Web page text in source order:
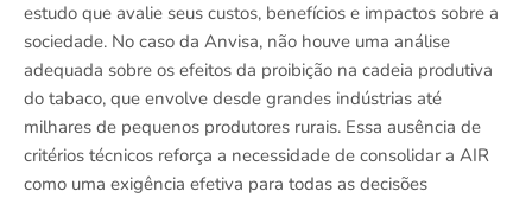
estudo que avalie seus custos, benefícios e impactos sobre a
sociedade. No caso da Anvisa, não houve uma análise
adequada sobre os efeitos da proibição na cadeia produtiva
do tabaco, que envolve desde grandes indústrias até
milhares de pequenos produtores rurais. Essa ausência de
critérios técnicos reforça a necessidade de consolidar a AIR
como uma exigência efetiva para todas as decisões